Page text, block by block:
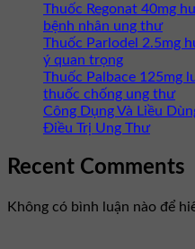
Thuốc Regonat 40mg
bệnh nhân ung thư
Thuốc Parlodel 2.5mg
ý quan trọng
Thuốc Palbace 125mg
thuốc chống ung thư
Công Dụng Và Liều
Điều Trị Ung Thư
Recent Comments
Không có bình luận nào để